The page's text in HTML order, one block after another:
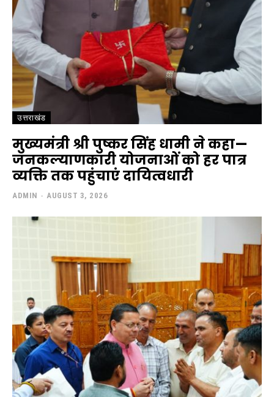
उत्तराखंड
मुख्यमंत्री श्री पुष्कर सिंह धामी ने कहा—
जनकल्याणकारी योजनाओं को हर पात्र
व्यक्ति तक पहुंचाएं दायित्वधारी
ADMIN - AUGUST 3, 2026